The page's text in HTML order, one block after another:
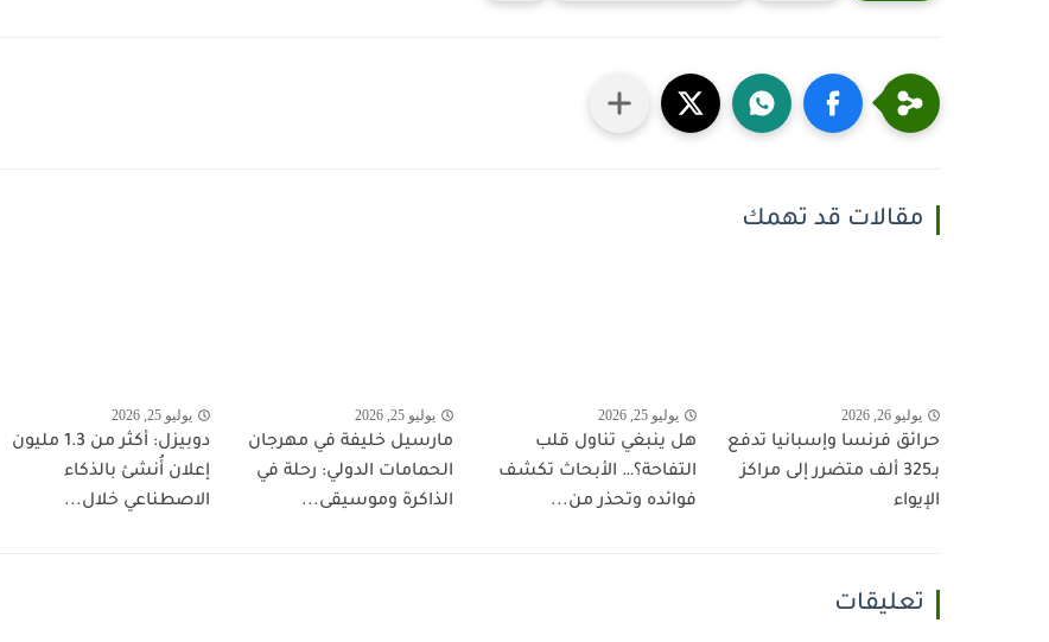
مقالات قد تهمك
يوليو 26, 2026
حرائق فرنسا وإسبانيا تدفع
بـ325 ألف متضرر إلى مراكز
الإيواء
يوليو 25, 2026
هل ينبغي تناول قلب
التفاحة؟… الأبحاث تكشف
فوائده وتحذر من...
يوليو 25, 2026
مارسيل خليفة في مهرجان
الحمامات الدولي: رحلة في
الذاكرة وموسيقى...
يوليو 25, 2026
دوبيزل: أكثر من 1.3 مليون
إعلان أُنشئ بالذكاء
الاصطناعي خلال...
تعليقات